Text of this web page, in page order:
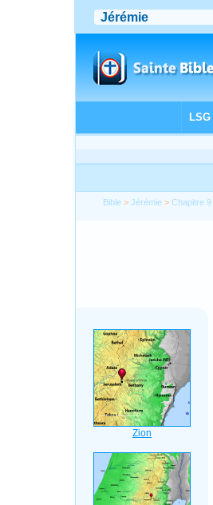
Bible >Jérémie >Chapitre 9